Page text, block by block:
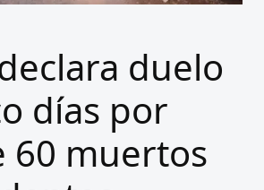
duelo
días por
60 muertos